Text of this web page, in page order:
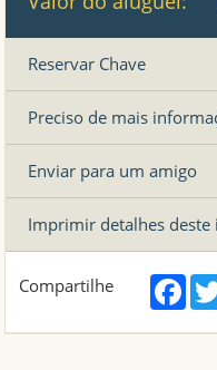
Reservar Chave
Preciso de mais
Enviar para um amigo
Imprimir detalhes deste
Compartilhe